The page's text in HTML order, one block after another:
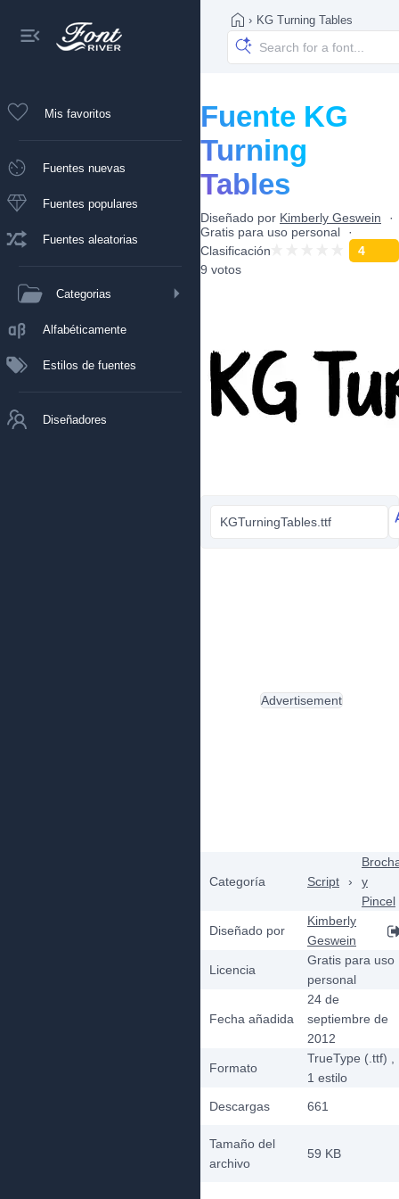
Mis favoritos
Fuentes nuevas
Fuentes populares
Fuentes aleatorias
Categorias
Alfabéticamente
Estilos de fuentes
Diseñadores
› KG Turning Tables
Fuente KG
Turning
Tables
Diseñado por Kimberly Geswein
Gratis para uso personal
Clasificación
4
9 votos
KGTurningTables.ttf
Categoría Script ›
y
Pincel
Diseñado por
Kimberly
Geswein
Licencia
Gratis para uso
personal
Fecha añadida
24 de
septiembre de
2012
Formato
TrueType (.ttf)
1 estilo
Descargas
661
Tamaño del
archivo
59 KB
Advertisement